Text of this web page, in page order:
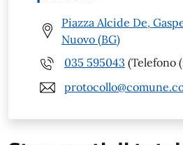
Piazza Alcide De,
Nuovo (BG)
035 595043 (Telefono